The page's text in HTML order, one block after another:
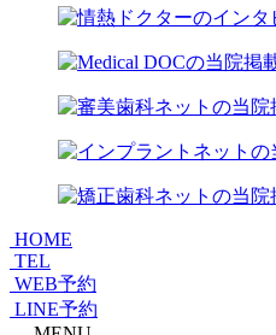
HOME
TEL
WEB予約
LINE予約